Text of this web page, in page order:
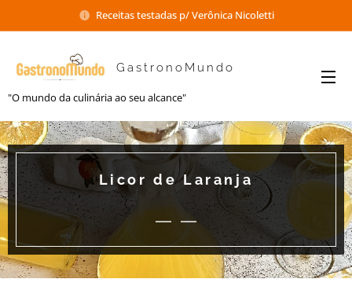
Receitas testadas p/ Verônica Nicoletti
GastronoMundo
"O mundo da culinária ao seu alcance"
Licor de Laranja